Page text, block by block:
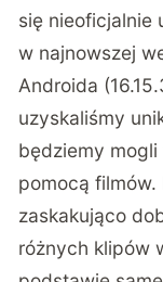
się nieoficjalnie
w najnowszej
Androida
uzyskaliśmy
będziemy
pomocą filmów.
zaskakująco
różnych klipów